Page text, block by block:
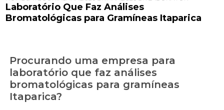
Laboratório Que Faz Análises
Bromatológicas para Gramíneas Itaparica
Procurando uma empresa para
laboratório que faz análises
bromatológicas para gramíneas
Itaparica?